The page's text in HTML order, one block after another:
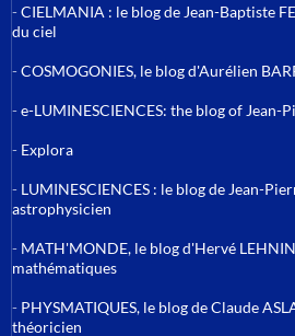
-CIELMANIA : le blog de Jean-Baptiste
du ciel
-COSMOGONIES, le blog d'Aurélien
-e-LUMINESCIENCES: the blog of Jean-
- Explora
- LUMINESCIENCES : le blog de Jean-
astrophysicien
- MATH'MONDE, le blog d'Hervé
mathématiques
- PHYSMATIQUES, le blog de Claude
théoricien